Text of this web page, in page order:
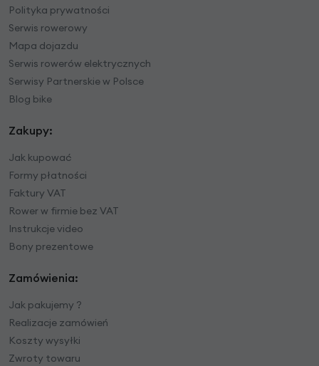
Polityka prywatności
Serwis rowerowy
Mapa dojazdu
Serwis rowerów elektrycznych
Serwisy Partnerskie w Polsce
Blog bike
Zakupy:
Jak kupować
Formy płatności
Faktury VAT
Rower w firmie bez VAT
Instrukcje video
Bony prezentowe
Zamówienia:
Jak pakujemy ?
Realizacje zamówień
Koszty wysyłki
Zwroty towaru